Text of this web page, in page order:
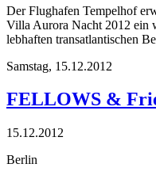
Der Flughafen Tempelhof
Villa Aurora Nacht 2012 ein
lebhaften transatlantischen
Samstag, 15.12.2012
FELLOWS &
15.12.2012
Berlin